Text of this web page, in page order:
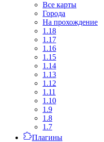
Все карты
Города
На прохождение
1.18
1.17
1.16
1.15
1.14
1.13
1.12
1.11
1.10
1.9
1.8
1.7
Плагины